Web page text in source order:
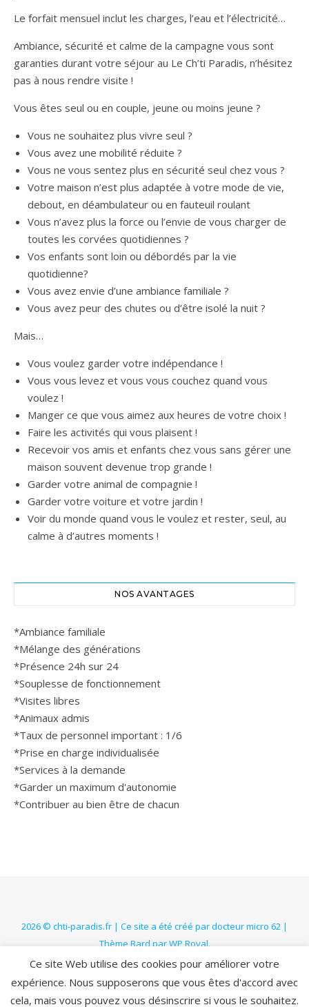
Le forfait mensuel inclut les charges, l’eau et l’électricité…
Ambiance, sécurité et calme de la campagne vous sont
garanties durant votre séjour au Le Ch’ti Paradis, n’hésitez
pas à nous rendre visite !
Vous êtes seul ou en couple, jeune ou moins jeune ?
Vous ne souhaitez plus vivre seul ?
Vous avez une mobilité réduite ?
Vous ne vous sentez plus en sécurité seul chez vous ?
Votre maison n’est plus adaptée à votre mode de vie,
debout, en déambulateur ou en fauteuil roulant
Vous n’avez plus la force ou l’envie de vous charger de
toutes les corvées quotidiennes ?
Vos enfants sont loin ou débordés par la vie
quotidienne?
Vous avez envie d’une ambiance familiale ?
Vous avez peur des chutes ou d’être isolé la nuit ?
Mais…
Vous voulez garder votre indépendance !
Vous vous levez et vous vous couchez quand vous
voulez !
Manger ce que vous aimez aux heures de votre choix !
Faire les activités qui vous plaisent !
Recevoir vos amis et enfants chez vous sans gérer une
maison souvent devenue trop grande !
Garder votre animal de compagnie !
Garder votre voiture et votre jardin !
Voir du monde quand vous le voulez et rester, seul, au
calme à d’autres moments !
NOS AVANTAGES
*Ambiance familiale
*Mélange des générations
*Présence 24h sur 24
*Souplesse de fonctionnement
*Visites libres
*Animaux admis
*Taux de personnel important : 1/6
*Prise en charge individualisée
*Services à la demande
*Garder un maximum d'autonomie
*Contribuer au bien être de chacun
2026 © chti-paradis.fr | Ce site a été créé par docteur micro 62 |
Thème Bard parWP Royal.
Mentions légales RGPD Politique relative aux cookies
Ce site Web utilise des cookies pour améliorer votre
expérience. Nous supposerons que vous êtes d'accord avec
cela, mais vous pouvez vous désinscrire si vous le souhaitez.